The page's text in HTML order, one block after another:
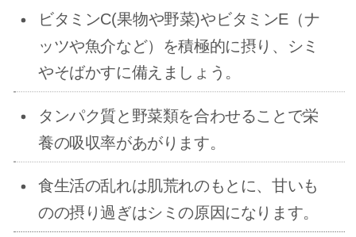
ビタミンC(果物や野菜)やビタミンE（ナ
ッツや魚介など）を積極的に摂り、シミ
やそばかすに備えましょう。
タンパク質と野菜類を合わせることで栄
養の吸収率があがります。
食生活の乱れは肌荒れのもとに、甘いも
のの摂り過ぎはシミの原因になります。